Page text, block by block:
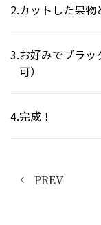
カットした果物
お好みでブラ
可）
完成！
PREV